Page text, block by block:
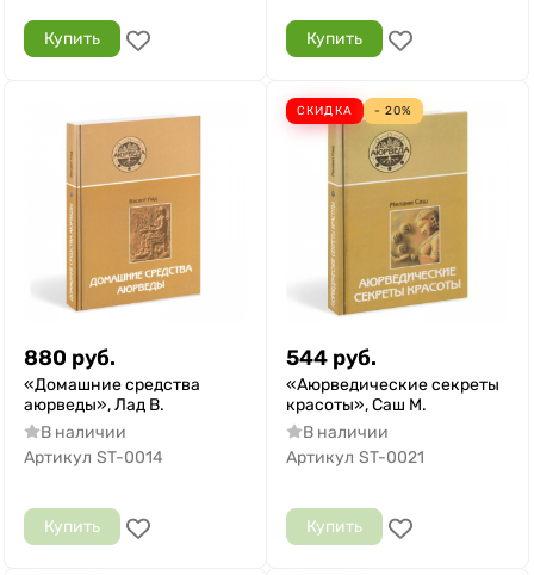
Купить Купить
880 руб.
«Домашние средства
аюрведы», Лад В.
В наличии
Артикул ST-0014
Купить
СКИДКА - 20%
544 руб.
«Аюрведические секреты
красоты», Саш М.
В наличии
Артикул ST-0021
Купить